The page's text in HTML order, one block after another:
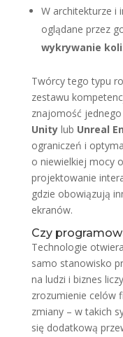
W architekturze i
oglądane przez
wykrywanie
Twórcy tego typu
zestawu
znajomość
Unitylub Unreal
ograniczeń i
o niewielkiej mocy
projektowanie
gdzie obowiązują
ekranów.
Czy
Technologie
samo stanowisko
na ludzi i biznes
zrozumienie celów
zmiany – w takich
się dodatkową